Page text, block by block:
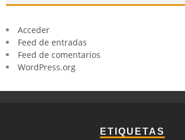
Acceder
Feed de entradas
Feed de comentarios
WordPress.org
ETIQUETAS